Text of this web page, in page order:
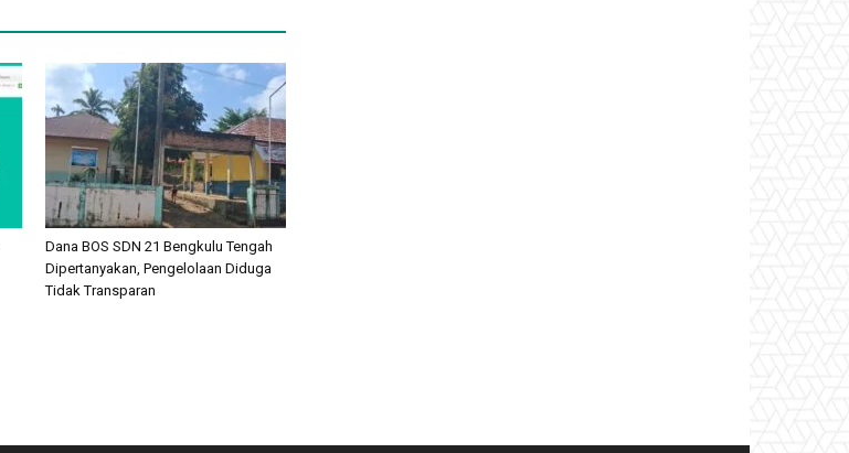
Dana BOS SDN 21 Bengkulu Tengah
Dipertanyakan, Pengelolaan Diduga
Tidak Transparan